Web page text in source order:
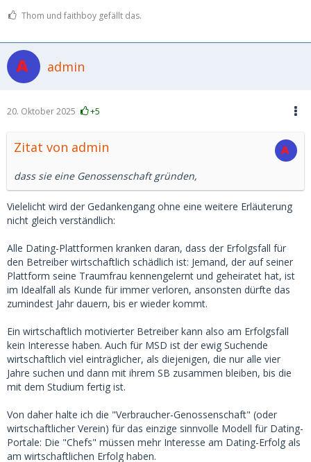
Thom und faithboy gefällt das.
admin
20. Oktober 2025 +5
Zitat von admin
dass sie eine Genossenschaft gründen,
Vielelicht wird der Gedankengang ohne eine weitere Erläuterung
nicht gleich verständlich:
Alle Dating-Plattformen kranken daran, dass der Erfolgsfall für
den Betreiber wirtschaftlich schädlich ist: Jemand, der auf seiner
Plattform seine Traumfrau kennengelernt und geheiratet hat, ist
im Idealfall als Kunde für immer verloren, ansonsten dürfte das
zumindest Jahr dauern, bis er wieder kommt.
Ein wirtschaftlich motivierter Betreiber kann also am Erfolgsfall
kein Interesse haben. Auch für MSD ist der ewig Suchende
wirtschaftlich viel einträglicher, als diejenigen, die nur alle vier
Jahre suchen und dann mit ihrem SB zusammen bleiben, bis die
mit dem Studium fertig ist.
Von daher halte ich die "Verbraucher-Genossenschaft" (oder
wirtschaftlicher Verein) für das einzige sinnvolle Modell für Dating-
Portale: Die "Chefs" müssen mehr Interesse am Dating-Erfolg als
am wirtschaftlichen Erfolg haben.